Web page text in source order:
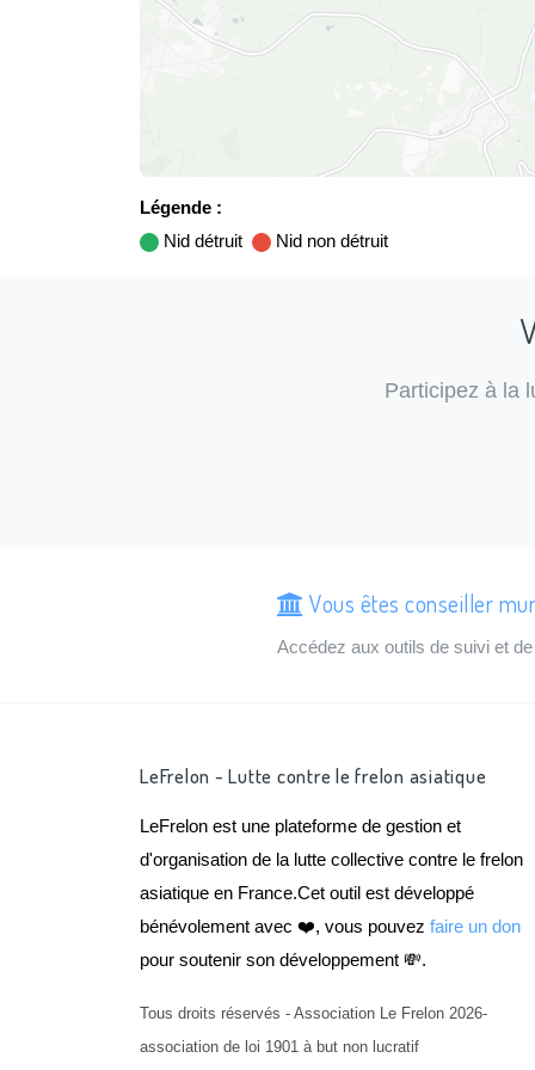
Légende :
Nid détruit
Nid non détruit
Participez à la
Vous êtes conseiller
Accédez aux outils de suivi et
LeFrelon - Lutte contre le frelon asiatique
LeFrelon est une plateforme de gestion et
d'organisation de la lutte collective contre le frelon
asiatique en France.Cet outil est développé
bénévolement avec ❤️, vous pouvez faire un don
pour soutenir son développement 💸.
Tous droits réservés - Association Le Frelon 2026-
association de loi 1901 à but non lucratif